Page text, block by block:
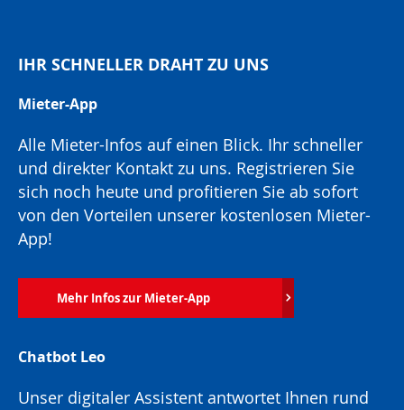
IHR SCHNELLER DRAHT ZU UNS
Mieter-App
Alle Mieter-Infos auf einen Blick. Ihr schneller
und direkter Kontakt zu uns. Registrieren Sie
sich noch heute und profitieren Sie ab sofort
von den Vorteilen unserer kostenlosen Mieter-
App!
Mehr Infos zur Mieter-App
Chatbot Leo
Unser digitaler Assistent antwortet Ihnen rund